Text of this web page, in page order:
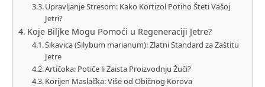
Upravljanje Stresom: Kako Kortizol Potiho Šteti Vašoj
Jetri?
Koje Biljke Mogu Pomoći u Regeneraciji Jetre?
Sikavica (Silybum marianum): Zlatni Standard za Zaštitu
Jetre
Artičoka: Potiče li Zaista Proizvodnju Žuči?
Korijen Maslačka: Više od Običnog Korova